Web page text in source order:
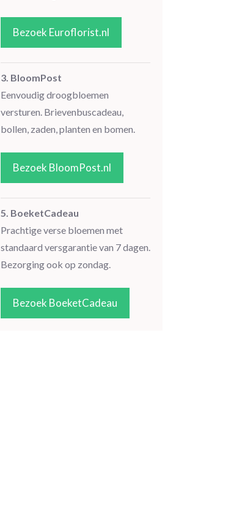
Bezoek Euroflorist.nl
3. BloomPost
Eenvoudig droogbloemen
versturen. Brievenbuscadeau,
bollen, zaden, planten en bomen.
Bezoek BloomPost.nl
5. BoeketCadeau
Prachtige verse bloemen met
standaard versgarantie van 7 dagen.
Bezorging ook op zondag.
Bezoek BoeketCadeau